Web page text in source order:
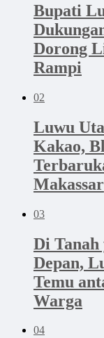
Bupati
Dorong
Rampi
02
Luwu
Kakao,
Makassar
03
Di
Depan,
Temu
Warga
04